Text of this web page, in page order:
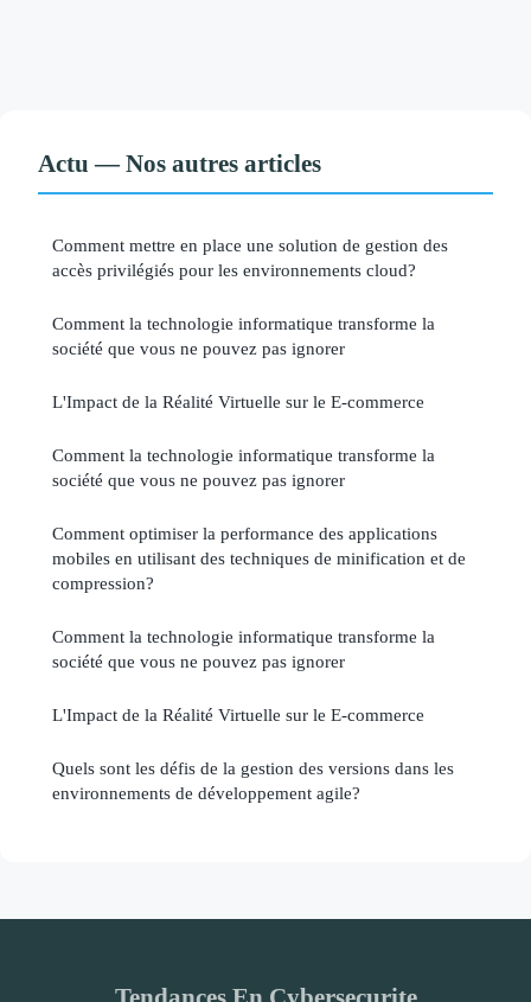
Actu — Nos autres articles
Comment mettre en place une solution de gestion des
accès privilégiés pour les environnements cloud?
Comment la technologie informatique transforme la
société que vous ne pouvez pas ignorer
L'Impact de la Réalité Virtuelle sur le E-commerce
Comment la technologie informatique transforme la
société que vous ne pouvez pas ignorer
Comment optimiser la performance des applications
mobiles en utilisant des techniques de minification et de
compression?
Comment la technologie informatique transforme la
société que vous ne pouvez pas ignorer
L'Impact de la Réalité Virtuelle sur le E-commerce
Quels sont les défis de la gestion des versions dans les
environnements de développement agile?